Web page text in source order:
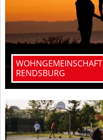
RENDSBURG